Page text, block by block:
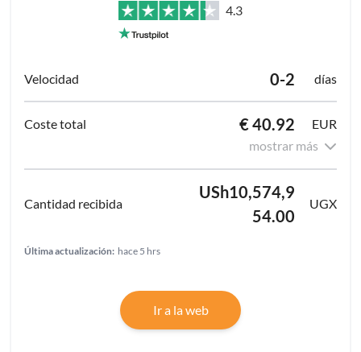
4.3
0-2 días
€ 40.92
EUR
mostrar más
USh10,574,9
54.00
UGX
Última actualización: hace 5 hrs
Ir a la web